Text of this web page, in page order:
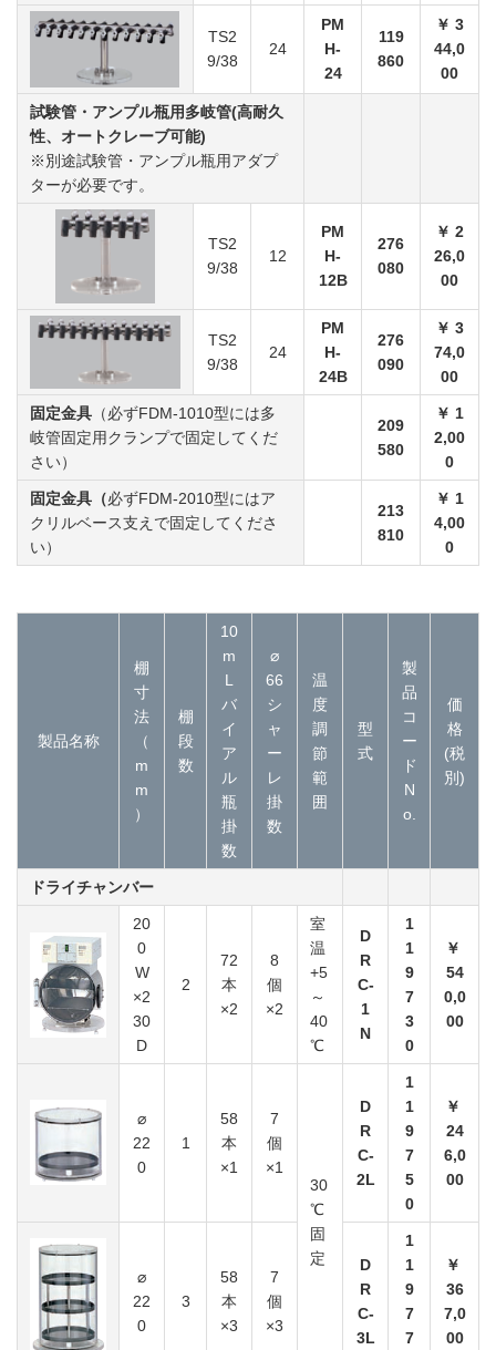
TS2
9/38
24
PM
H-
24
119
860
￥ 3
44,0
00
試験管・アンプル瓶用多岐管(高耐久
性、オートクレーブ可能)
※別途試験管・アンプル瓶用アダプ
ターが必要です。
TS2
9/38
12
PM
H-
12B
276
080
￥ 2
26,0
00
TS2
9/38
24
PM
H-
24B
276
090
￥ 3
74,0
00
固定金具 （必ずFDM-1010型には多
岐管固定用クランプで固定してくだ
さい）
209
580
￥ 1
2,00
0
固定金具（必ずFDM-2010型にはア
クリルベース支えで固定してくださ
い）
213
810
￥ 1
4,00
0
製品名称
棚
寸
法
（
m
m
）
棚
段
数
10
m
L
バ
イ
ア
ル
瓶
掛
数
⌀
66
シ
ャ
ー
レ
掛
数
温
度
調
節
範
囲
型
式
製
品
コ
ー
ド
N
o.
価
格
(税
別)
ドライチャンバー
20
0
W
×2
30
D
2
72
本
×2
8
個
×2
室
温
+5
～
40
℃
D
R
C-
1
N
1
1
9
7
3
0
￥
54
0,0
00
⌀
22
0
1
58
本
×1
7
個
×1
30
℃
固
定
D
R
C-
2L
1
1
9
7
5
0
￥
24
6,0
00
⌀
22
0
3
58
本
×3
7
個
×3
D
R
C-
3L
1
1
9
7
7
￥
36
7,0
00